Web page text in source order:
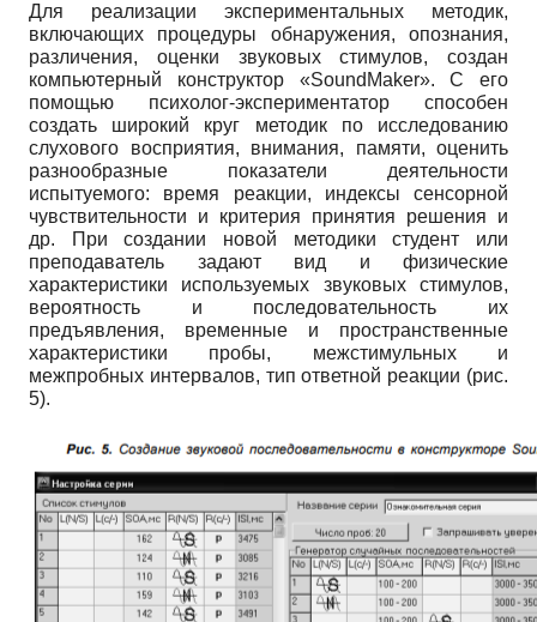
Для реализации экспериментальных методик,
включающих процедуры обнаружения, опознания,
различения, оценки звуковых стимулов, создан
компьютерный конструктор «SoundMaker».С его
помощью психолог-экспериментатор способен
создать широкий круг методик по исследованию
слухового восприятия, внимания, памяти, оценить
разнообразные показатели деятельности
испытуемого: время реакции, индексы сенсорной
чувствительности и критерия принятия решения и
др. При создании новой методики студент или
преподаватель задают вид и физические
характеристики используемых звуковых стимулов,
вероятность и последовательность их
предъявления, временные и пространственные
характеристики пробы, межстимульных и
межпробных интервалов, тип ответной реакции (рис.
5).